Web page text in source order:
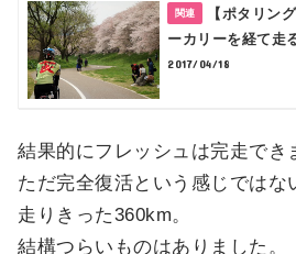
【ポタリン
ーカリーを経て走
2017/04/18
結果的にフレッシュは完走でき
ただ完全復活という感じではな
走りきった360km。
結構つらいものはありました。